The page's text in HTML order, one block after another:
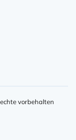
vorbehalten